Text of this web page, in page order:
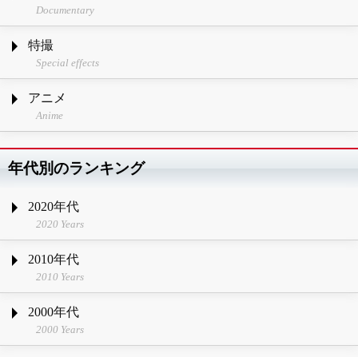
Documentary
特撮
Special effects
アニメ
Anime
年代別のランキング
2020年代
2020 Years
2010年代
2010 Years
2000年代
2000 Years